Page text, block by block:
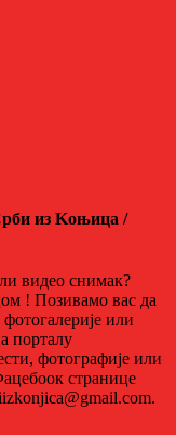
из Kоњица /
видео снимак?
! Позивамо вас да
или
порталу
фотографије или
странице